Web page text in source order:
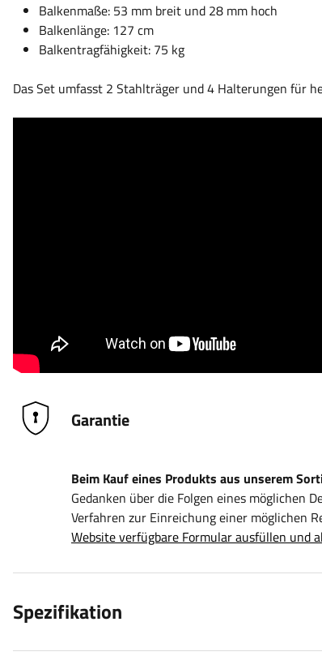
Balkenmaße: 53 mm breit und 28 mm hoch
Balkenlänge: 127 cm
Balkentragfähigkeit: 75 kg
Das Set umfasst 2 Stahlträger und 4 Halterungen für
Garantie
Beim Kauf eines Produkts aus unserem
Gedanken über die Folgen eines möglichen
Verfahren zur Einreichung einer möglichen
Website verfügbare Formular ausfüllen und
Spezifikation